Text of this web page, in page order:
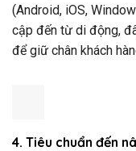
(Android, iOS,
cập đến từ di động,
để giữ chân khách
4. Tiêu chuẩn đến